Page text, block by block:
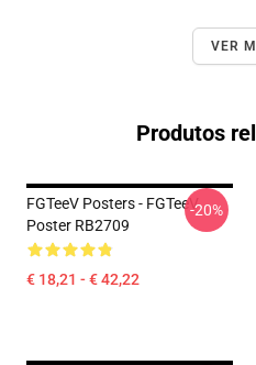
VER
Produtos
FGTeeV Posters - FGTeeV
Poster RB2709
€ 18,21 - € 42,22
-20%